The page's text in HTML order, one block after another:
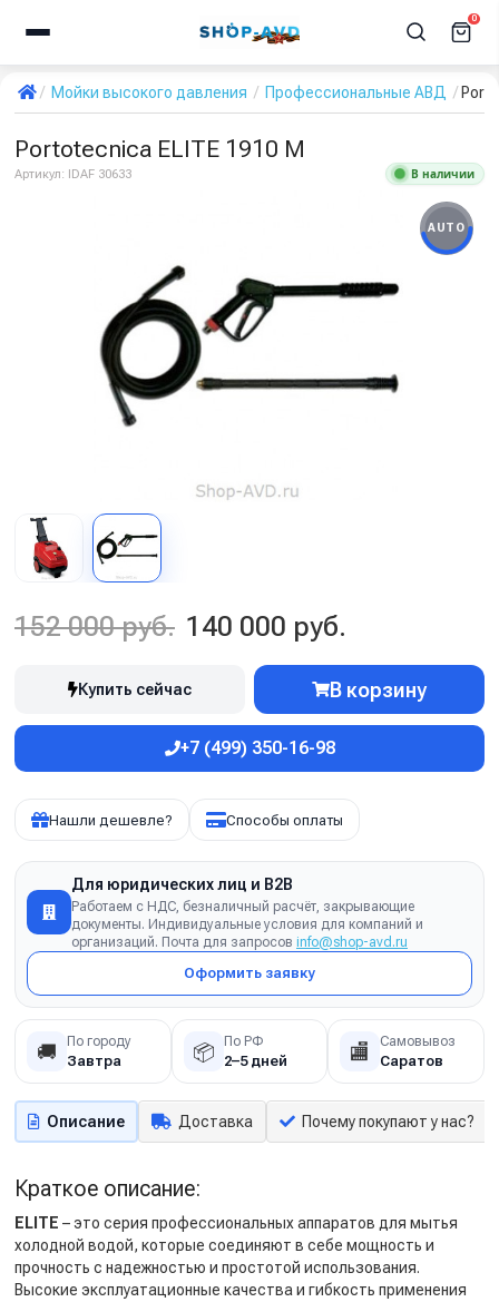
0
Мойки высокого давления Профессиональные АВД
Portotecnica ELITE 1910 M
Артикул: IDAF 30633 В наличии
AUTO
152 000 руб. 140 000 руб.
Купить сейчас В корзину
+7 (499) 350-16-98
Нашли дешевле? Способы оплаты
Для юридических лиц и B2B
Работаем с НДС, безналичный расчёт, закрывающие
документы. Индивидуальные условия для компаний и
организаций. Почта для запросов info@shop-avd.ru
Оформить заявку
🚚 По городу
Завтра 📦 По РФ
2–5 дней 🏬 Самовывоз
Саратов
Описание Доставка Почему покупают у нас?
Краткое описание:
ELITE – это серия профессиональных аппаратов для мытья
холодной водой, которые соединяют в себе мощность и
прочность с надежностью и простотой использования.
Высокие эксплуатационные качества и гибкость применения